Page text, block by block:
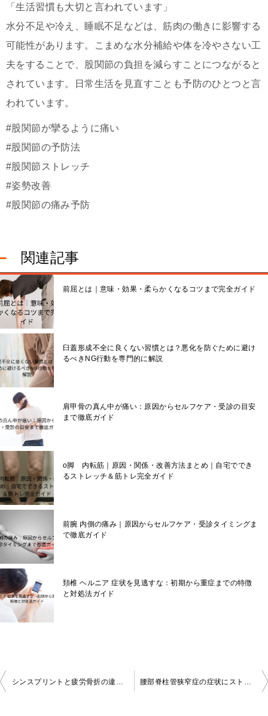
「生活習慣も大切と言われています」
水分不足や冷え、睡眠不足などは、筋肉の働きに影響する
可能性があります。こまめな水分補給や体を冷やさない工
夫をすることで、股関節の負担を減らすことにつながると
されています。日常生活を見直すことも予防のひとつと言
われています。
#股関節が攣るように痛い
#股関節の予防法
#股関節ストレッチ
#姿勢改善
#股関節の痛み予防
関連記事
前屈とは｜意味・効果・柔らかくなるコツまで完全ガイド
臼蓋形成不全に良くない習慣とは？悪化を防ぐために避け
るべきNG行動を専門的に解説
肩甲骨の真ん中が痛い：原因からセルフケア・受診の目安
まで徹底ガイド
o脚 内転筋｜原因・関係・改善方法まとめ｜自宅ででき
るストレッチ＆筋トレ完全ガイド
前腕 内側の痛み｜原因からセルフケア・受診タイミングま
で徹底ガイド
頚椎 ヘルニア 症状を見逃すな：初期から重症までの特徴
と対処法ガイド
投
稿
シンスプリントと疲労骨折の違いとは？症状・見分け方・受診の目安まで徹底解説 腰部脊柱管狭窄症の症状にストレッチは効果ある？悪化を防ぐ正しいやり方と注意点